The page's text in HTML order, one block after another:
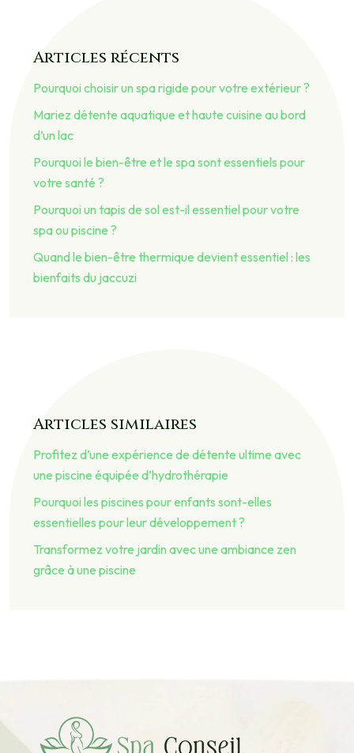
Articles récents
Pourquoi choisir un spa rigide pour votre extérieur ?
Mariez détente aquatique et haute cuisine au bord
d’un lac
Pourquoi le bien-être et le spa sont essentiels pour
votre santé ?
Pourquoi un tapis de sol est-il essentiel pour votre
spa ou piscine ?
Quand le bien-être thermique devient essentiel : les
bienfaits du jaccuzi
Articles similaires
Profitez d’une expérience de détente ultime avec
une piscine équipée d’hydrothérapie
Pourquoi les piscines pour enfants sont-elles
essentielles pour leur développement ?
Transformez votre jardin avec une ambiance zen
grâce à une piscine